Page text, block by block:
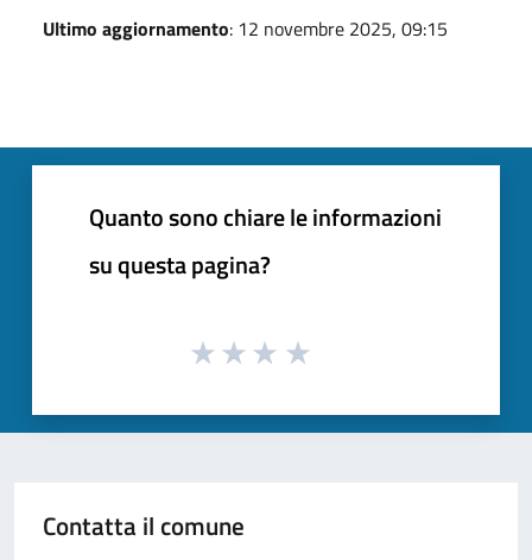
Ultimo aggiornamento: 12 novembre 2025, 09:15
Quanto sono chiare le informazioni
su questa pagina?
Contatta il comune